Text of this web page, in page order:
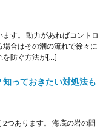
す。 動力があればコントロ
合はその潮の流れで徐々に
を防ぐ方法が[…]
っておきたい対処法も
つあります。 海底の岩の間